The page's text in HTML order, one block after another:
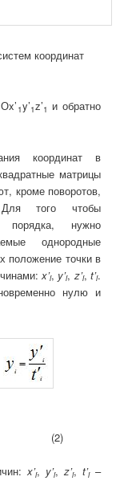
координат
1y’1z’1 и обратно
координат в
матрицы
кроме поворотов,
того чтобы
порядка, нужно
однородные
положение точки в
x’i, y’i, z’i, t’i.
нулю и
(2)
x’i, y’i,z’i, t’i–